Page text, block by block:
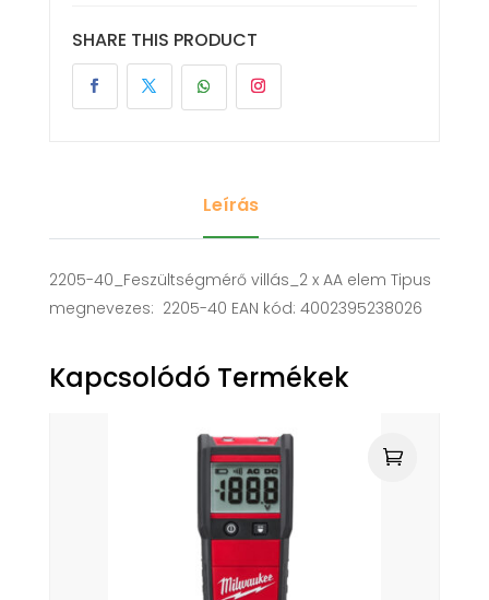
SHARE THIS PRODUCT
Leírás
2205-40_Feszültségmérő villás_2 x AA elem Tipus
megnevezes: 2205-40 EAN kód: 4002395238026
Kapcsolódó Termékek